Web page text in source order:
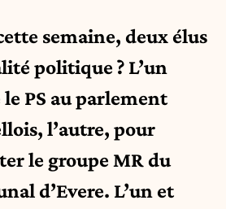
semaine, deux élus
politique ? L’un
PS au parlement
l’autre, pour
le groupe MR du
d’Evere. L’un et